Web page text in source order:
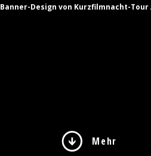
Banner-Design von Kurzfilmnacht-
Mehr